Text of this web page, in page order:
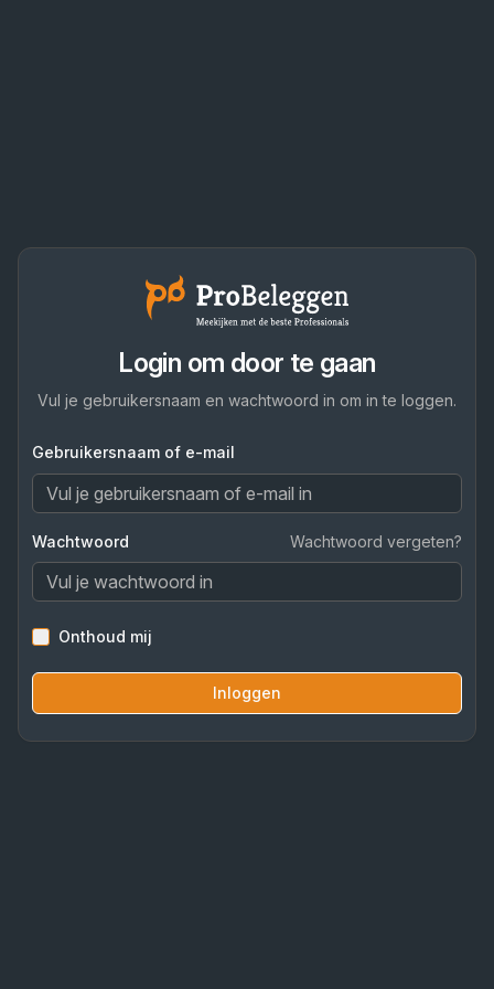
Login om door te gaan
Vul je gebruikersnaam en wachtwoord in om in te loggen.
Gebruikersnaam of e-mail
Wachtwoord Wachtwoord vergeten?
Onthoud mij
Inloggen